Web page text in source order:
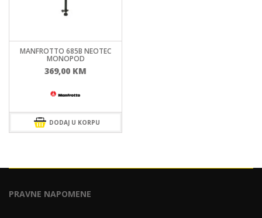
MANFROTTO 685B NEOTEC
MONOPOD
369,00 KM
DODAJ U KORPU
PRAVNE NAPOMENE